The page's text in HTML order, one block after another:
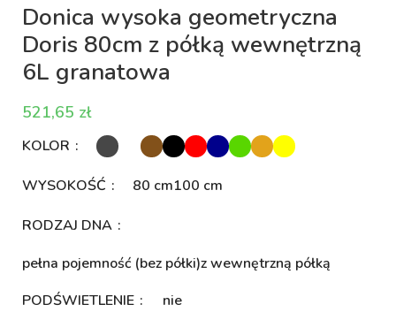
Donica wysoka geometryczna
Doris 80cm z półką wewnętrzną
6L granatowa
zł
KOLOR
WYSOKOŚĆ 80 cm100 cm
RODZAJ DNA
pełna pojemność (bez półki)z wewnętrzną półką
PODŚWIETLENIE
nie